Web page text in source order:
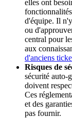
elles ont
d'équipe. Il
ou
central pour
aux
d'anciens
Risques de
sécurité auto-
doivent
Ces
et des
pas fournir.